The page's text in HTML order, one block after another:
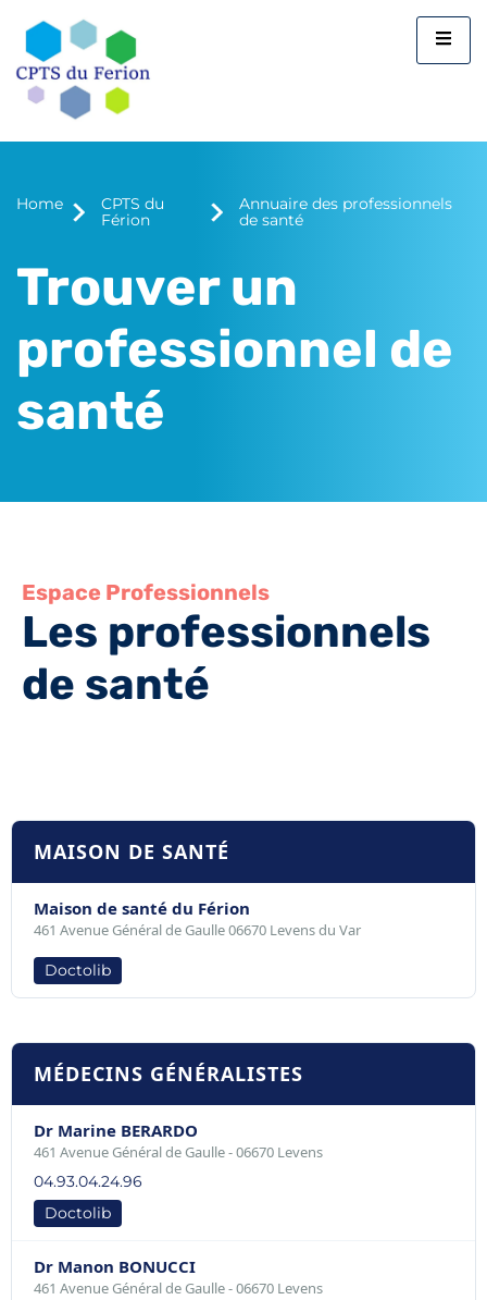
Home
CPTS du
Férion
Annuaire des professionnels
de santé
Trouver un
professionnel de
santé
Espace Professionnels
Les professionnels
de santé
MAISON DE SANTÉ
Maison de santé du Férion
461 Avenue Général de Gaulle 06670 Levens du Var
Doctolib
MÉDECINS GÉNÉRALISTES
Dr Marine BERARDO
461 Avenue Général de Gaulle - 06670 Levens
04.93.04.24.96
Doctolib
Dr Manon BONUCCI
461 Avenue Général de Gaulle - 06670 Levens